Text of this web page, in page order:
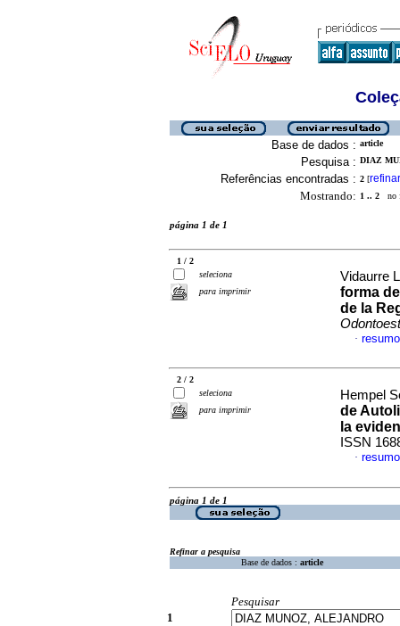
Base de dados : article
Pesquisa : DIAZ
Referências encontradas : 2 [refinar
Mostrando: 1 .. 2 no
página 1 de 1
1 / 2
seleciona
para imprimir
Vidaurre
forma
de la
·
2 / 2
seleciona
para imprimir
Hempel
de
la
ISSN
·
página 1 de 1
Refinar a pesquisa
Base de dados : article
Pesquisar
1